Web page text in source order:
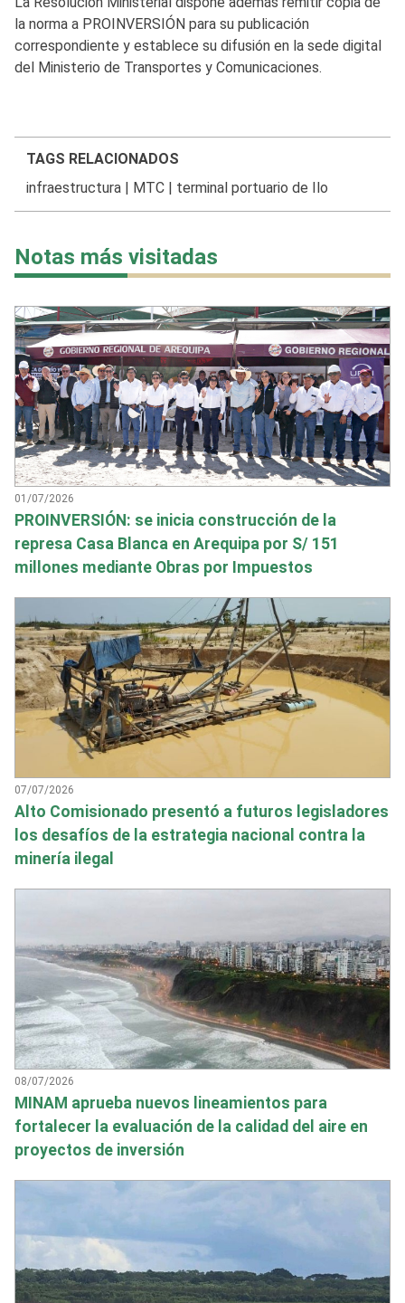
la norma a PROINVERSIÓN para su publicación
correspondiente y establece su difusión en la sede digital
del Ministerio de Transportes y Comunicaciones.
TAGS RELACIONADOS
infraestructura| MTC| terminal portuario de Ilo
Notas más visitadas
01/07/2026
PROINVERSIÓN: se inicia construcción de la
represa Casa Blanca en Arequipa por S/ 151
millones mediante Obras por Impuestos
07/07/2026
Alto Comisionado presentó a futuros legisladores
los desafíos de la estrategia nacional contra la
minería ilegal
08/07/2026
MINAM aprueba nuevos lineamientos para
fortalecer la evaluación de la calidad del aire en
proyectos de inversión